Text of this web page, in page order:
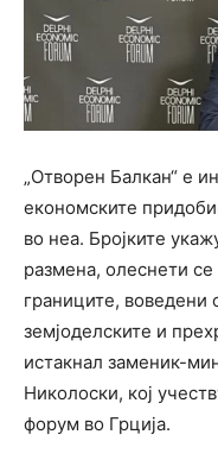
„Отворен Балкан“ е
економските
во неа. Бројките
размена, олеснети
границите,
земјоделските и
истакнал заменик-
Николоски, кој
форум во Грција.